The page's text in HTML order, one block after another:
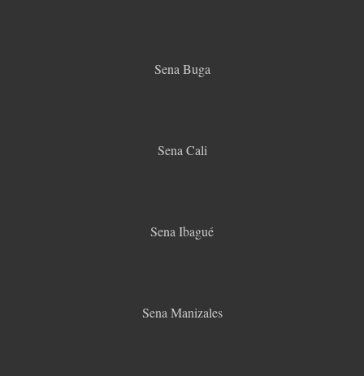
Sena Buga
Sena Cali
Sena Ibagué
Sena Manizales